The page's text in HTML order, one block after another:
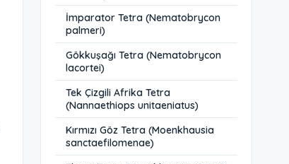
İmparator Tetra (Nematobrycon
palmeri)
Gökkuşağı Tetra (Nematobrycon
lacortei)
Tek Çizgili Afrika Tetra
(Nannaethiops unitaeniatus)
Kırmızı Göz Tetra (Moenkhausia
sanctaefilomenae)